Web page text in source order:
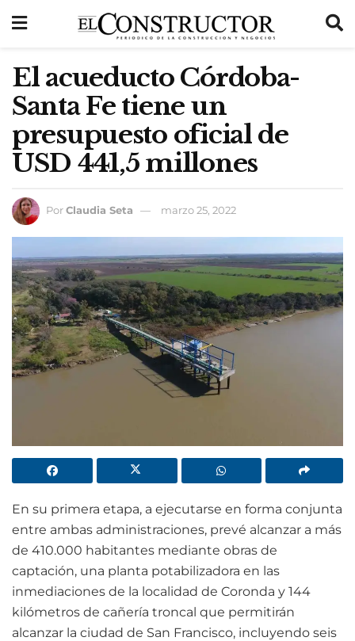
El acueducto Córdoba-
Santa Fe tiene un
presupuesto oficial de
USD 441,5 millones
PorClaudia Seta marzo 25, 2022
En su primera etapa, a ejecutarse en forma conjunta
entre ambas administraciones, prevé alcanzar a más
de 410.000 habitantes mediante obras de
captación, una planta potabilizadora en las
inmediaciones de la localidad de Coronda y 144
kilómetros de cañería troncal que permitirán
alcanzar la ciudad de San Francisco, incluyendo seis